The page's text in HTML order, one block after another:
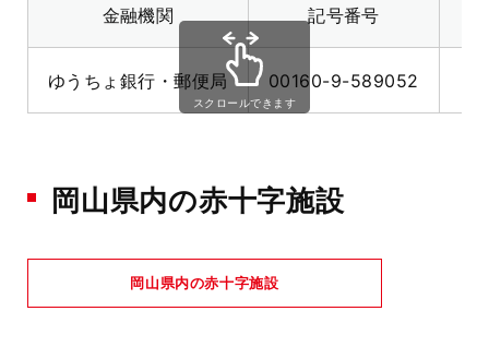
金融機関 記号番号
ゆうちょ銀行・郵便局 00160-9-589052
スクロールできます
岡山県内の赤十字施設
岡山県内の赤十字施設